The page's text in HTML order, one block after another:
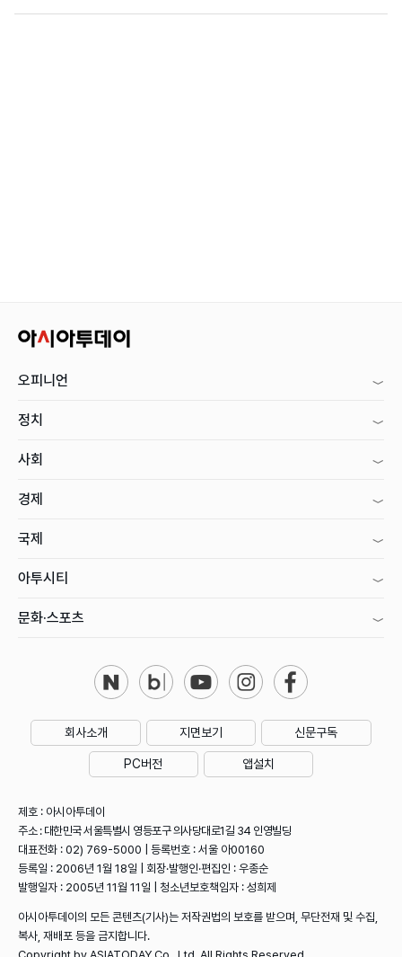
오피니언
정치
사회
경제
국제
아투시티
문화·스포츠
회사소개 지면보기 신문구독
PC버전 앱설치
제호 : 아시아투데이
주소 : 대한민국 서울특별시 영등포구 의사당대로1길 34 인영빌딩
대표전화 : 02) 769-5000 | 등록번호 : 서울 아00160
등록일 : 2006년 1월 18일 | 회장·발행인·편집인 : 우종순
발행일자 : 2005년 11월 11일 | 청소년보호책임자 : 성희제
아시아투데이의 모든 콘텐츠(기사)는 저작권법의 보호를 받으며, 무단전재 및 수집,
복사, 재배포 등을 금지합니다.